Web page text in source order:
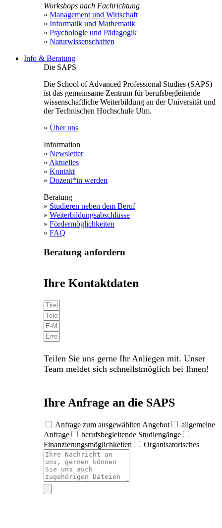
Workshops nach Fachrichtung
» Management und Wirtschaft
» Informatik und Mathematik
» Psychologie und Pädagogik
» Naturwissenschaften
Info & Beratung
Die SAPS
Die School of Advanced Professional Studies (SAPS)
ist das gemeinsame Zentrum für berufsbegleitende
wissenschaftliche Weiterbildung an der Universität und
der Technischen Hochschule Ulm.
» Über uns
Information
» Newsletter
» Aktuelles
» Kontakt
» Dozent*in werden
Beratung
» Studieren neben dem Beruf
» Weiterbildungsabschlüsse
» Fördermöglichkeiten
» FAQ
Beratung anfordern
Ihre Kontaktdaten
Teilen Sie uns gerne Ihr Anliegen mit. Unser
Team meldet sich schnellstmöglich bei Ihnen!
Ihre Anfrage an die SAPS
Anfrage zum ausgewählten Angebot
allgemeine
Anfrage
berufsbegleitende Studiengänge
Finanzierungsmöglichkeiten
Organisatorisches